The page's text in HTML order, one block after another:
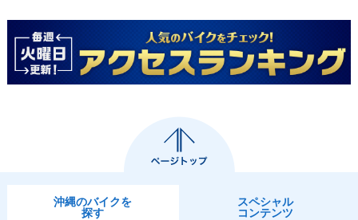
沖縄のバイクを
探す
スペシャル
コンテンツ